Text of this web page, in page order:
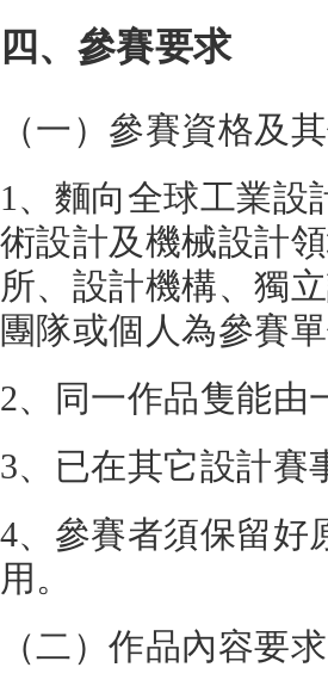
四、參賽要求
（一）參賽資格及
1、麵向全球工業設
術設計及機械設計
所、設計機構、獨
團隊或個人為參賽
2、同一作品隻能由
3、已在其它設計賽
4、參賽者須保留好
用。
（二）作品內容要求